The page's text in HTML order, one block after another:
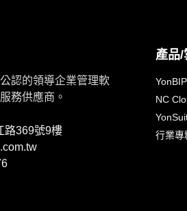
認的領導企業管理軟
務供應商。
路369號9樓
產品/
YonBIP
NC
行業專